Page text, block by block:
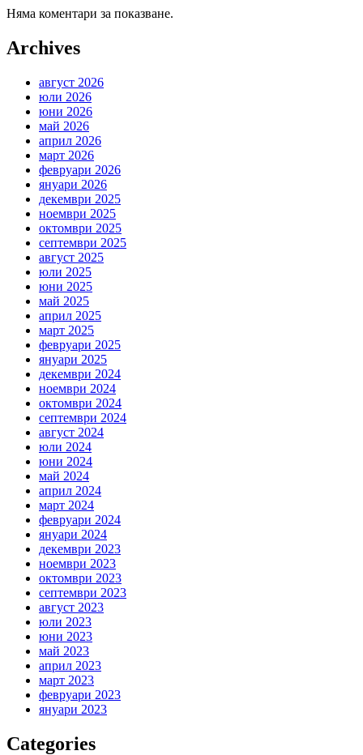
Няма коментари за показване.
Archives
август 2026
юли 2026
юни 2026
май 2026
април 2026
март 2026
февруари 2026
януари 2026
декември 2025
ноември 2025
октомври 2025
септември 2025
август 2025
юли 2025
юни 2025
май 2025
април 2025
март 2025
февруари 2025
януари 2025
декември 2024
ноември 2024
октомври 2024
септември 2024
август 2024
юли 2024
юни 2024
май 2024
април 2024
март 2024
февруари 2024
януари 2024
декември 2023
ноември 2023
октомври 2023
септември 2023
август 2023
юли 2023
юни 2023
май 2023
април 2023
март 2023
февруари 2023
януари 2023
Categories